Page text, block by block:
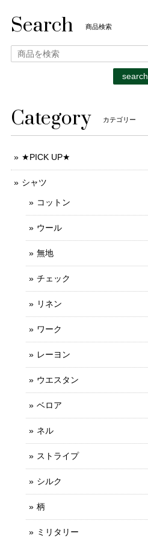
Search 商品検索
search
Category カテゴリー
★PICK UP★
シャツ
コットン
ウール
無地
チェック
リネン
ワーク
レーヨン
ウエスタン
ベロア
ネル
ストライプ
シルク
柄
ミリタリー